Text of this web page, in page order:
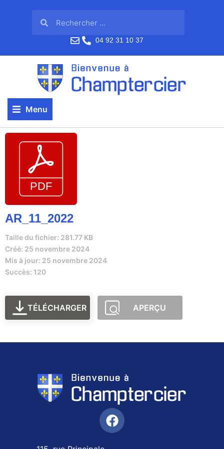
04 92 31 10 37
Menu
AR_11_2022
Taille du fichier: 281.77 KB
Créé: 25 novembre 2024
Mis à jour: 25 novembre 2024
Succès: 120
TÉLÉCHARGER APERÇU